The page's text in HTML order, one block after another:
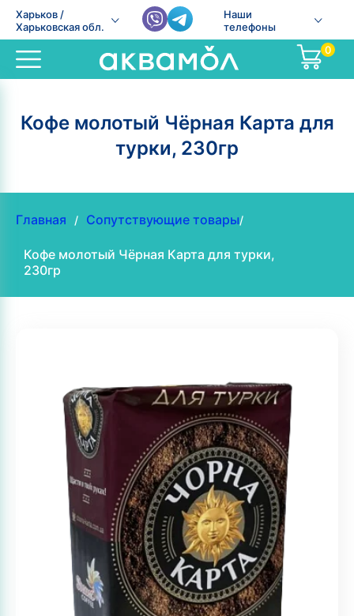
Харьков /
Харьковская обл.
Наши
телефоны
0
Кофе молотый Чёрная Карта для
турки, 230гр
Главная / Сопутствующие товары/
Кофе молотый Чёрная Карта для турки,
230гр